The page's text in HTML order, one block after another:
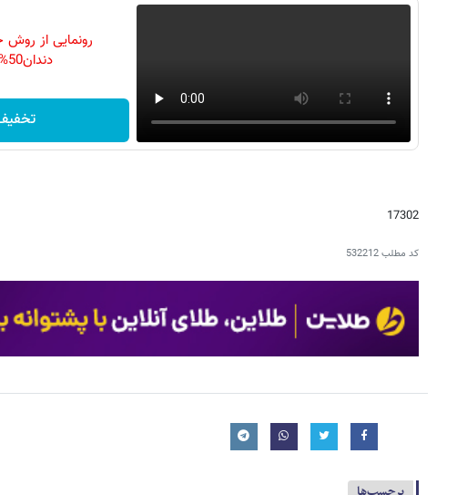
رونمایی از روش
دندان50%تخفیف🔥
17302
کد مطلب532212